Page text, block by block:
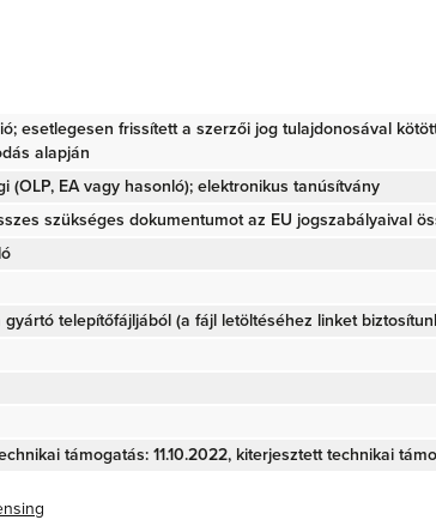
esetlegesen frissített a szerzői jog tulajdonosával
alapján
(OLP, EA vagy hasonló); elektronikus tanúsítvány
szükséges dokumentumot az EU jogszabályaival
gyártó telepítőfájljából (a fájl letöltéséhez linket
támogatás: 11.10.2022, kiterjesztett technikai